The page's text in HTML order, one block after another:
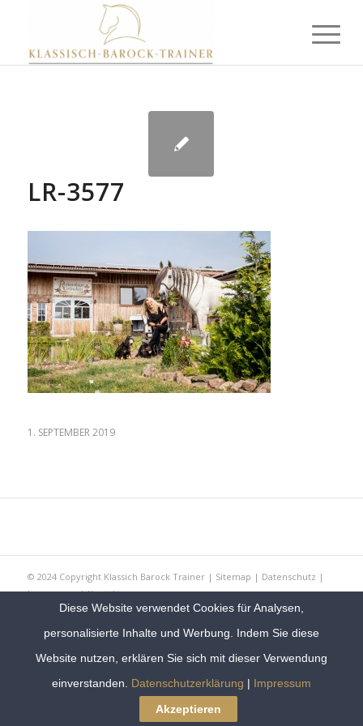
LR-3577
1. SEPTEMBER 2019
© 2024 Copyright Klassich Barock Trainer | Sitemap | Datenschutz |
Impressum|Kontakt
Diese Website verwendet Cookies für Analysen,
personalisierte Inhalte und Werbung. Indem Sie diese
Website nutzen, erklären Sie sich mit dieser Verwendung
einverstanden. Datenschutzerklärung | Impressum
Akzeptieren